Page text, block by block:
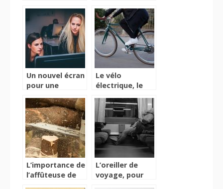
votre santé
Un nouvel écran
pour une
réussite
professionnelle
Le vélo
électrique, le
L’importance de
l’affûteuse de
L’oreiller de
voyage, pour